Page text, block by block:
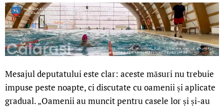
Mesajul deputatului este clar: aceste măsuri nu trebuie
impuse peste noapte, ci discutate cu oamenii și aplicate
gradual. „Oamenii au muncit pentru casele lor și și-au